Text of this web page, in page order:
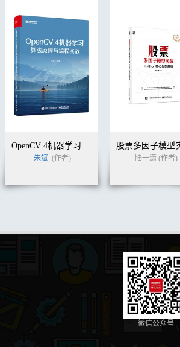
OpenCV 4机器学习算法原理与编程实战
朱斌 (作者) 陆一潇 (作者)
微信公众号